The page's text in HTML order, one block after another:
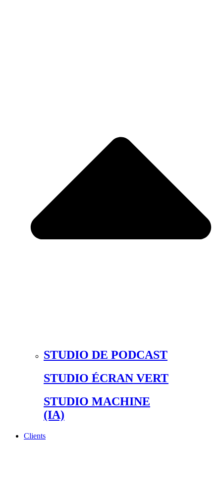
STUDIO DE PODCAST
STUDIO ÉCRAN VERT
STUDIO MACHINE
(IA)
Clients